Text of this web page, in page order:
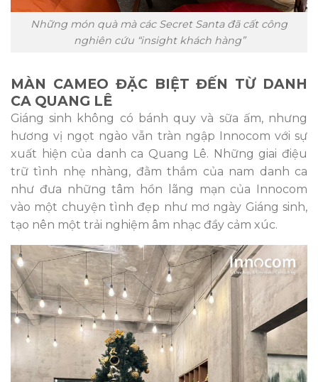
Những món quà mà các Secret Santa đã cất công
nghiên cứu “insight khách hàng”
MÀN CAMEO ĐẶC BIỆT ĐẾN TỪ DANH
CA QUANG LÊ
Giáng sinh không có bánh quy và sữa ấm, nhưng
hương vị ngọt ngào vẫn tràn ngập Innocom với sự
xuất hiện của danh ca Quang Lê. Những giai điệu
trữ tình nhẹ nhàng, đằm thắm của nam danh ca
như đưa những tâm hồn lãng mạn của Innocom
vào một chuyện tình đẹp như mơ ngày Giáng sinh,
tạo nên một trải nghiệm âm nhạc đầy cảm xúc.